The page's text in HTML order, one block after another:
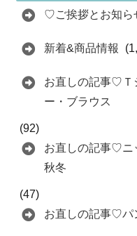
♡ご挨拶とお知ら
新着&商品情報
お直しの記事♡Ｔ
ー・ブラウス
(92)
お直しの記事♡ニ
秋冬
(47)
お直しの記事♡パ